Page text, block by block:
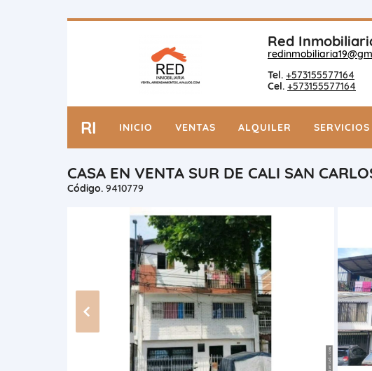
Red
Tel. +573155577164
Cel. +573155577164
RI INICIO VENTAS ALQUILER SERVICIOS
CASA EN VENTA SUR DE CALI SAN
Código. 9410779